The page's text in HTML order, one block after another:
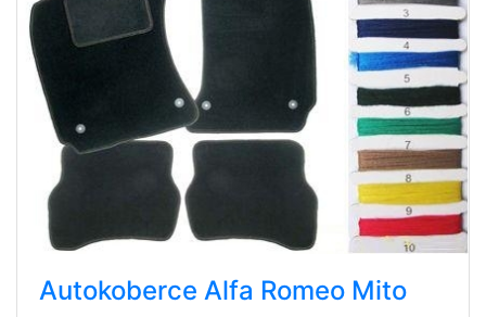
Autokoberce Alfa Romeo Mito